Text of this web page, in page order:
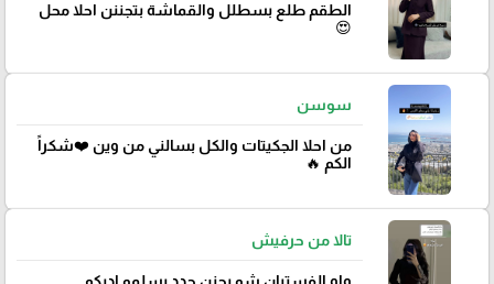
الطقم طلع بسطلل والقماشة بتجننن احلا محل
😍
سوسن
من احلا الجكيتات والكل بسالني من وين ❤️شكراً
الكم 🔥
تالا من حرفيش